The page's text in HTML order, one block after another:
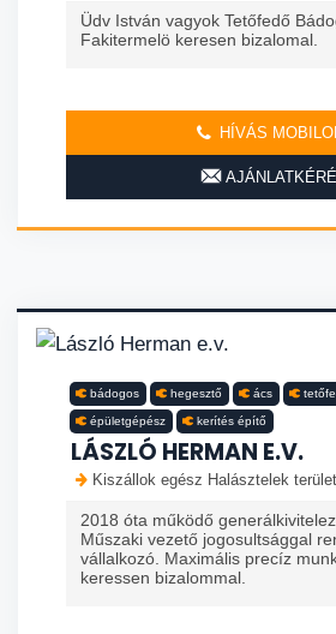
Üdv István vagyok Tetőfedő
Fakitermelö keresen bizalomal.
HÍVÁS
bádogos hegesztő ács
épületgépész kerítés építő
LÁSZLÓ HERMAN E.V.
Kiszállok egész Halásztelek
2018 óta működő
Műszaki vezető jogosultsággal
vállalkozó. Maximális precíz
keressen bizalommal.